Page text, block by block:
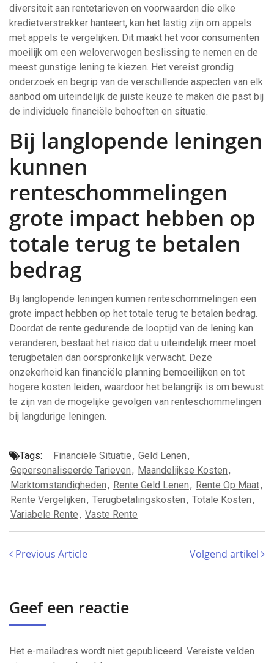
diversiteit aan rentetarieven en voorwaarden die elke
kredietverstrekker hanteert, kan het lastig zijn om appels
met appels te vergelijken. Dit maakt het voor consumenten
moeilijk om een weloverwogen beslissing te nemen en de
meest gunstige lening te kiezen. Het vereist grondig
onderzoek en begrip van de verschillende aspecten van elk
aanbod om uiteindelijk de juiste keuze te maken die past bij
de individuele financiële behoeften en situatie.
Bij langlopende leningen
kunnen
renteschommelingen
grote impact hebben op
totale terug te betalen
bedrag
Bij langlopende leningen kunnen renteschommelingen een
grote impact hebben op het totale terug te betalen bedrag.
Doordat de rente gedurende de looptijd van de lening kan
veranderen, bestaat het risico dat u uiteindelijk meer moet
terugbetalen dan oorspronkelijk verwacht. Deze
onzekerheid kan financiële planning bemoeilijken en tot
hogere kosten leiden, waardoor het belangrijk is om bewust
te zijn van de mogelijke gevolgen van renteschommelingen
bij langdurige leningen.
Tags: Financiële Situatie, Geld Lenen,
Gepersonaliseerde Tarieven, Maandelijkse Kosten,
Marktomstandigheden, Rente Geld Lenen, Rente Op Maat,
Rente Vergelijken, Terugbetalingskosten, Totale Kosten,
Variabele Rente, Vaste Rente
Previous Article Volgend artikel
Geef een reactie
Het e-mailadres wordt niet gepubliceerd. Vereiste velden